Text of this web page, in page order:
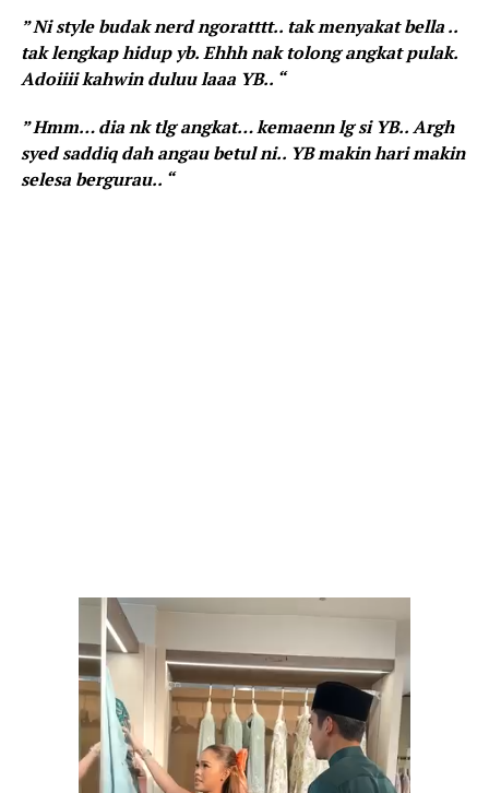
” Ni style budak nerd ngoratttt.. tak menyakat bella ..
tak lengkap hidup yb. Ehhh nak tolong angkat pulak.
Adoiiii kahwin duluu laaa YB.. “
” Hmm… dia nk tlg angkat… kemaenn lg si YB.. Argh
syed saddiq dah angau betul ni.. YB makin hari makin
selesa bergurau.. “